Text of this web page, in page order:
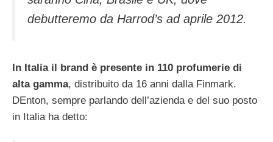
debutteremo da Harrod’s ad aprile 2012.
In Italia il brand è presente in 110 profumerie di
alta gamma, distribuito da 16 anni dalla Finmark.
DEnton, sempre parlando dell’azienda e del suo posto
in Italia ha detto: